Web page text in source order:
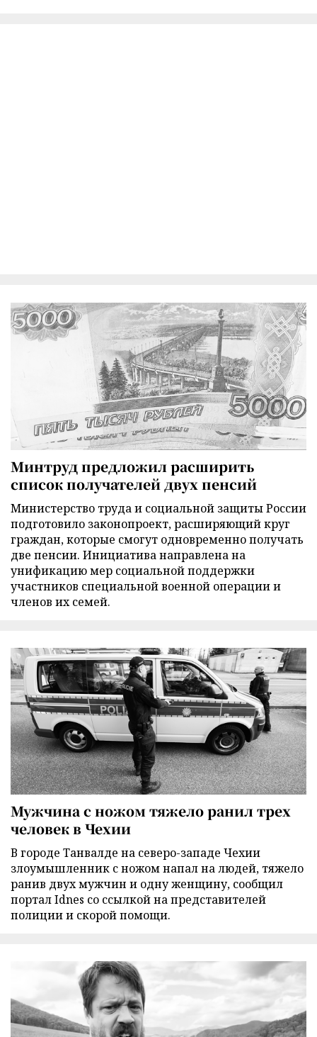
Минтруд предложил расширить
список получателей двух пенсий
Министерство труда и социальной защиты России
подготовило законопроект, расширяющий круг
граждан, которые смогут одновременно получать
две пенсии. Инициатива направлена на
унификацию мер социальной поддержки
участников специальной военной операции и
членов их семей.
Мужчина с ножом тяжело ранил трех
человек в Чехии
В городе Танвалде на северо-западе Чехии
злоумышленник с ножом напал на людей, тяжело
ранив двух мужчин и одну женщину, сообщил
портал Idnes со ссылкой на представителей
полиции и скорой помощи.